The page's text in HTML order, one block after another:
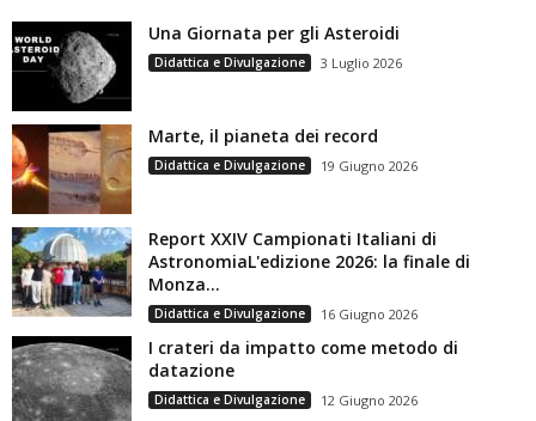
Una Giornata per gli Asteroidi
Didattica e Divulgazione 3 Luglio 2026
Marte, il pianeta dei record
Didattica e Divulgazione 19 Giugno 2026
Report XXIV Campionati Italiani di
AstronomiaL'edizione 2026: la finale di
Monza...
Didattica e Divulgazione 16 Giugno 2026
I crateri da impatto come metodo di
datazione
Didattica e Divulgazione 12 Giugno 2026